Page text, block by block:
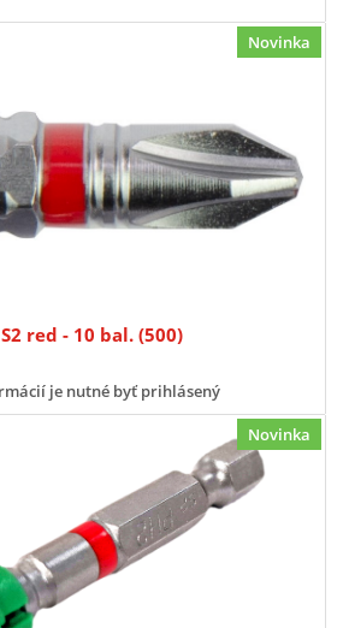
Novinka
red - 10 bal. (500)
je nutné byť prihlásený
Novinka